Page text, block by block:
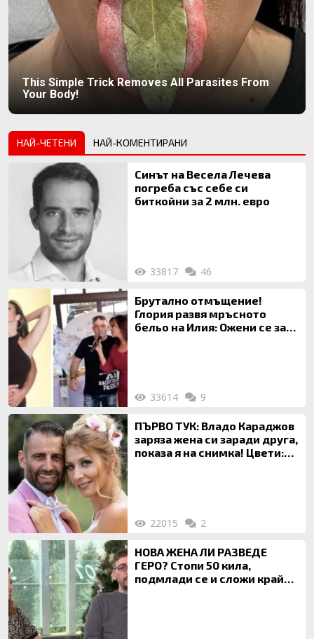
This Simple Trick Removes All Parasites From
Your Body!
НАЙ-ЧЕТЕНИ НАЙ-КОМЕНТИРАНИ
Синът на Весела Лечева
погреба със себе си
биткойни за 2 млн. евро
33817 46
Брутално отмъщение!
Глория развя мръсното
бельо на Илия: Ожени се за
33614 9
ПЪРВО ТУК: Владо Караджов
заряза жена си заради друга,
показа я на снимка! Цвети:
22015 2
НОВА ЖЕНА ЛИ РАЗВЕДЕ
ГЕРО? Стопи 50 кила,
подмлади се и сложи край